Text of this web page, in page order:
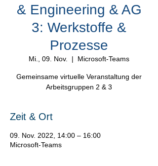
& Engineering & AG
3: Werkstoffe &
Prozesse
Mi., 09. Nov.
  |
Microsoft-Teams
Gemeinsame virtuelle Veranstaltung der
Arbeitsgruppen 2 & 3
Zeit & Ort
09. Nov. 2022, 14:00 – 16:00
Microsoft-Teams